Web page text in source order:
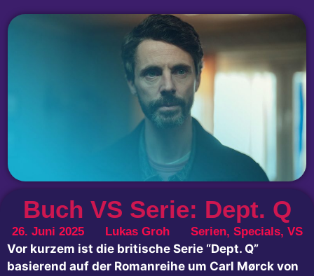
Buch VS Serie: Dept. Q
26. Juni 2025 Lukas Groh Serien, Specials, VS
Vor kurzem ist die britische Serie “Dept. Q”
basierend auf der Romanreihe um Carl Mørck von